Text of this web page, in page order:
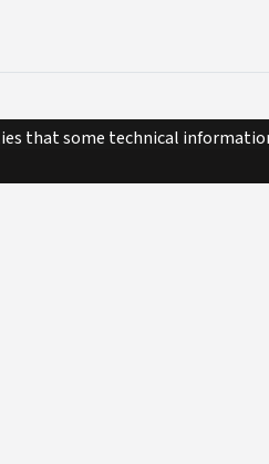
that some technical